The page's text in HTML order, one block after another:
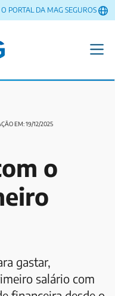
PORTAL DA MAG SEGUROS
EM: 19/12/2025
o
gastar,
salário com